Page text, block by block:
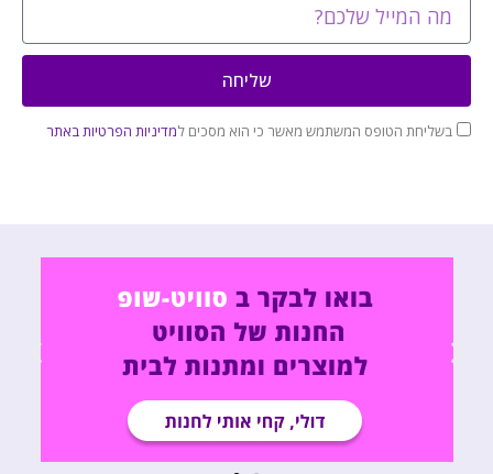
בשליחת הטופס המשתמש מאשר כי הוא מסכים למדיניות הפרטיות באתר
שליחה